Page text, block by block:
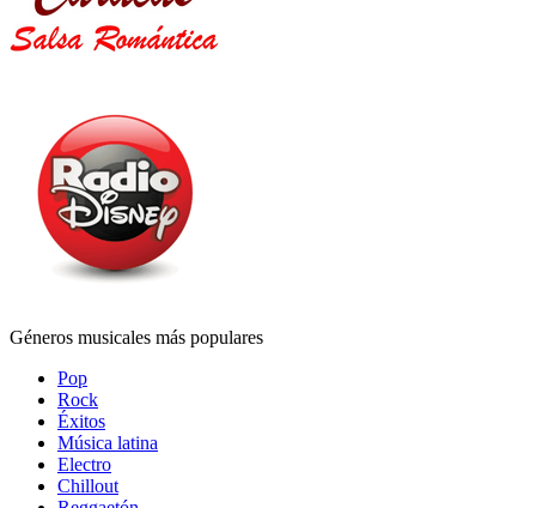
Géneros musicales más populares
Pop
Rock
Éxitos
Música latina
Electro
Chillout